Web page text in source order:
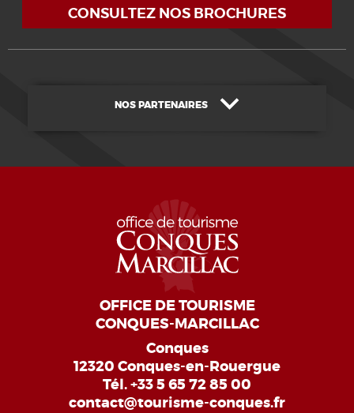
CONSULTEZ NOS BROCHURES
NOS PARTENAIRES
OFFICE DE TOURISME
CONQUES-MARCILLAC
Conques
12320 Conques-en-Rouergue
Tél.+33 5 65 72 85 00
contact@tourisme-conques.fr